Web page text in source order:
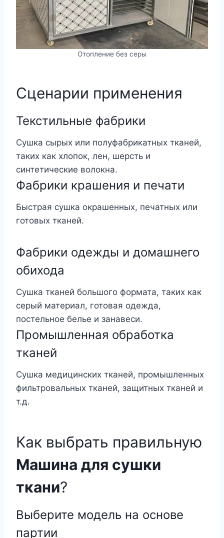
Отопление без серы
Сценарии применения
Текстильные фабрики
Сушка сырых или полуфабрикатных тканей,
таких как хлопок, лен, шерсть и
синтетические волокна.
Фабрики крашения и печати
Быстрая сушка окрашенных, печатных или
готовых тканей.
Фабрики одежды и домашнего
обихода
Сушка тканей большого формата, таких как
серый материал, готовая одежда,
постельное белье и занавеси.
Промышленная обработка
тканей
Сушка медицинских тканей, промышленных
фильтровальных тканей, защитных тканей и
т.д.
Как выбрать правильную
Машина для сушки
ткани?
Выберите модель на основе
партии